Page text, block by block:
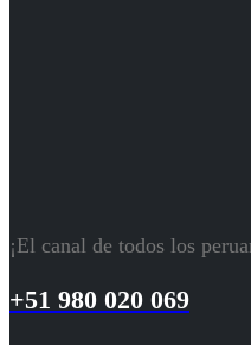
¡El canal de todos los
+51 980 020 069